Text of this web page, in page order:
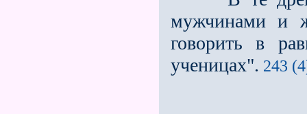
мужчинами и
говорить в
ученицах". 243